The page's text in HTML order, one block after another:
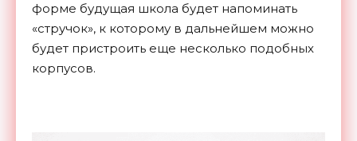
форме будущая школа будет напоминать
«стручок», к которому в дальнейшем можно
будет пристроить еще несколько подобных
корпусов.